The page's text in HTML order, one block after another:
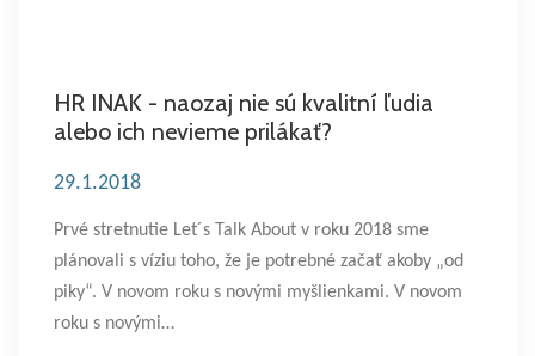
HR INAK - naozaj nie sú kvalitní ľudia
alebo ich nevieme prilákať?
29.1.2018
Prvé stretnutie Let´s Talk About v roku 2018 sme
plánovali s víziu toho, že je potrebné začať akoby „od
piky“. V novom roku s novými myšlienkami. V novom
roku s novými…